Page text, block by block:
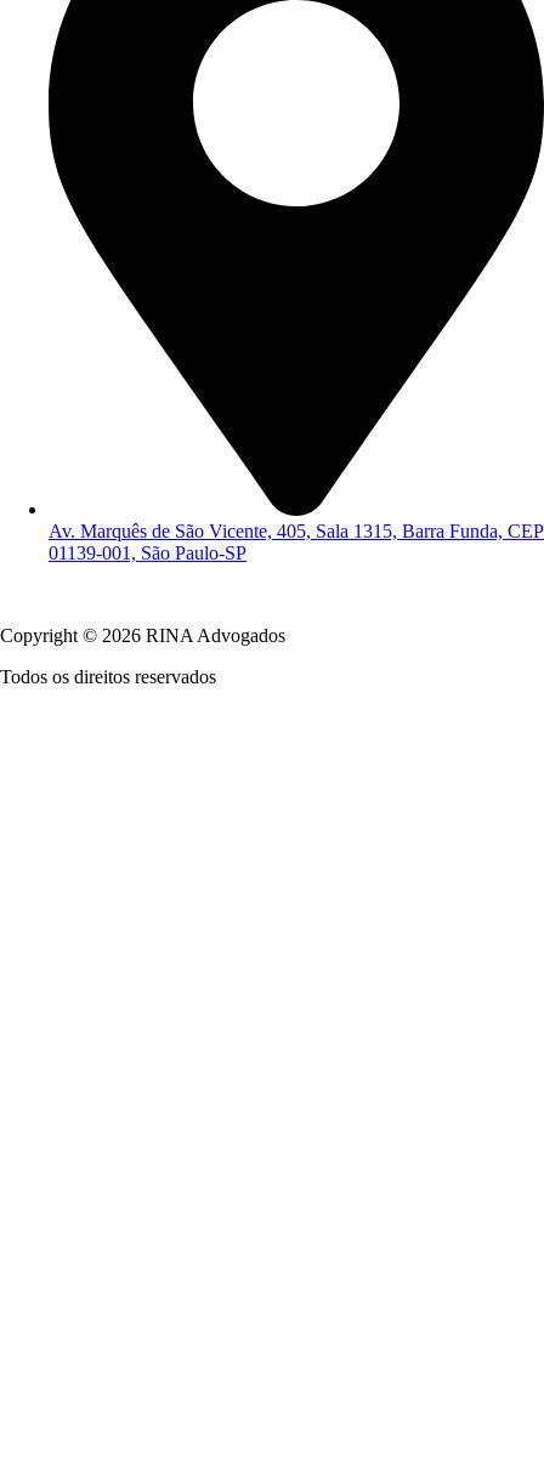
Av. Marquês de São Vicente, 405, Sala 1315, Barra Funda, CEP
01139-001, São Paulo-SP
Copyright © 2026 RINA Advogados
Todos os direitos reservados